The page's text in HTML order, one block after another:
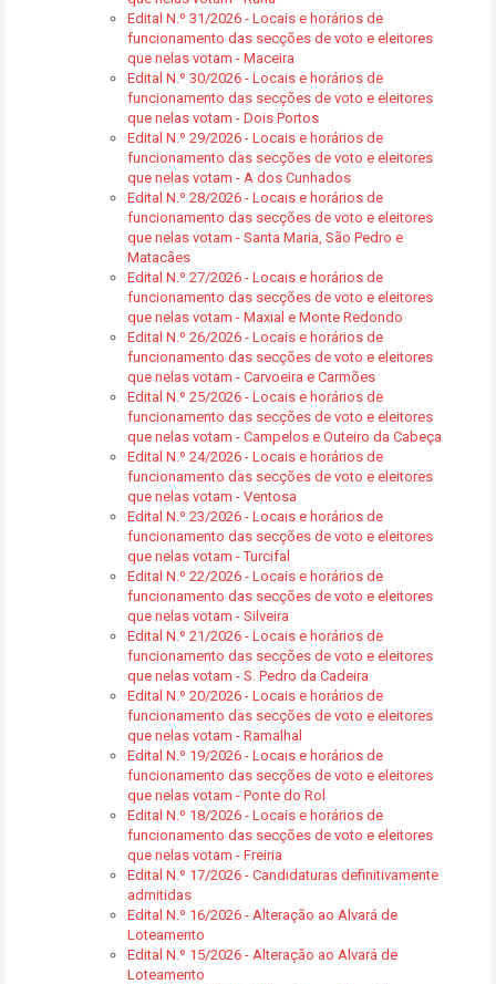
Edital N.º 31/2026 - Locais e horários de
funcionamento das secções de voto e eleitores
que nelas votam - Maceira
Edital N.º 30/2026 - Locais e horários de
funcionamento das secções de voto e eleitores
que nelas votam - Dois Portos
Edital N.º 29/2026 - Locais e horários de
funcionamento das secções de voto e eleitores
que nelas votam - A dos Cunhados
Edital N.º 28/2026 - Locais e horários de
funcionamento das secções de voto e eleitores
que nelas votam - Santa Maria, São Pedro e
Matacães
Edital N.º 27/2026 - Locais e horários de
funcionamento das secções de voto e eleitores
que nelas votam - Maxial e Monte Redondo
Edital N.º 26/2026 - Locais e horários de
funcionamento das secções de voto e eleitores
que nelas votam - Carvoeira e Carmões
Edital N.º 25/2026 - Locais e horários de
funcionamento das secções de voto e eleitores
que nelas votam - Campelos e Outeiro da Cabeça
Edital N.º 24/2026 - Locais e horários de
funcionamento das secções de voto e eleitores
que nelas votam - Ventosa
Edital N.º 23/2026 - Locais e horários de
funcionamento das secções de voto e eleitores
que nelas votam - Turcifal
Edital N.º 22/2026 - Locais e horários de
funcionamento das secções de voto e eleitores
que nelas votam - Silveira
Edital N.º 21/2026 - Locais e horários de
funcionamento das secções de voto e eleitores
que nelas votam - S. Pedro da Cadeira
Edital N.º 20/2026 - Locais e horários de
funcionamento das secções de voto e eleitores
que nelas votam - Ramalhal
Edital N.º 19/2026 - Locais e horários de
funcionamento das secções de voto e eleitores
que nelas votam - Ponte do Rol
Edital N.º 18/2026 - Locais e horários de
funcionamento das secções de voto e eleitores
que nelas votam - Freiria
Edital N.º 17/2026 - Candidaturas definitivamente
admitidas
Edital N.º 16/2026 - Alteração ao Alvará de
Loteamento
Edital N.º 15/2026 - Alteração ao Alvará de
Loteamento